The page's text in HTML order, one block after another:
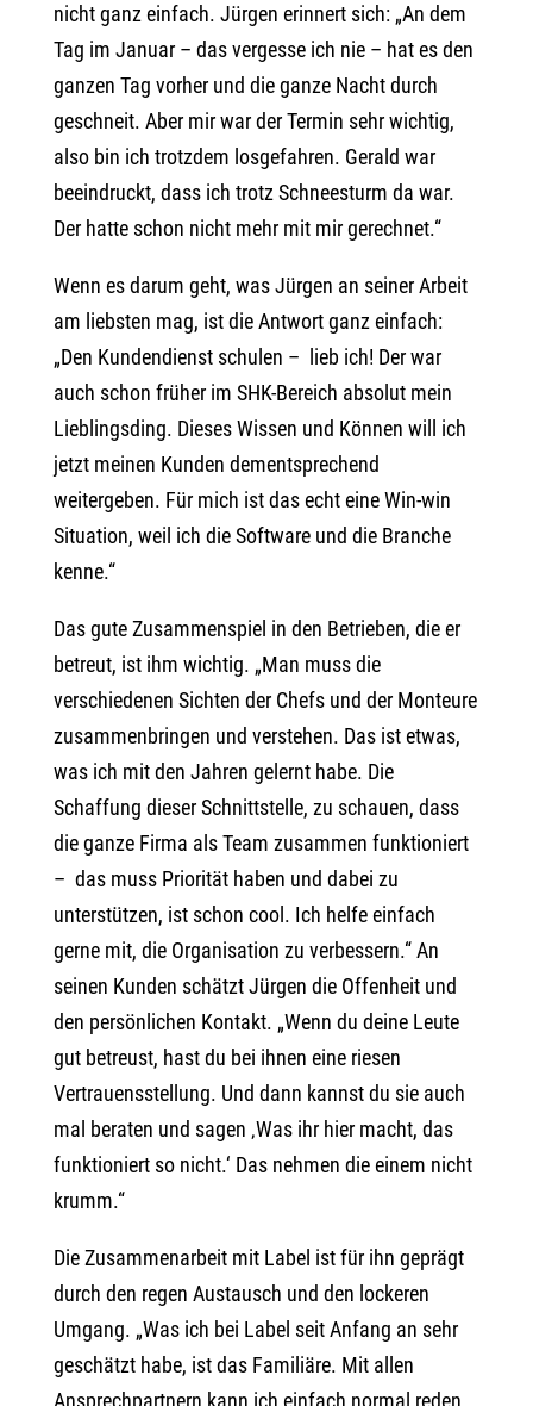
nicht ganz einfach. Jürgen erinnert sich: „An dem
Tag im Januar – das vergesse ich nie – hat es den
ganzen Tag vorher und die ganze Nacht durch
geschneit. Aber mir war der Termin sehr wichtig,
also bin ich trotzdem losgefahren. Gerald war
beeindruckt, dass ich trotz Schneesturm da war.
Der hatte schon nicht mehr mit mir gerechnet.“
Wenn es darum geht, was Jürgen an seiner Arbeit
am liebsten mag, ist die Antwort ganz einfach:
„Den Kundendienst schulen – lieb ich! Der war
auch schon früher im SHK-Bereich absolut mein
Lieblingsding. Dieses Wissen und Können will ich
jetzt meinen Kunden dementsprechend
weitergeben. Für mich ist das echt eine Win-win
Situation, weil ich die Software und die Branche
kenne.“
Das gute Zusammenspiel in den Betrieben, die er
betreut, ist ihm wichtig. „Man muss die
verschiedenen Sichten der Chefs und der Monteure
zusammenbringen und verstehen. Das ist etwas,
was ich mit den Jahren gelernt habe. Die
Schaffung dieser Schnittstelle, zu schauen, dass
die ganze Firma als Team zusammen funktioniert
– das muss Priorität haben und dabei zu
unterstützen, ist schon cool. Ich helfe einfach
gerne mit, die Organisation zu verbessern.“ An
seinen Kunden schätzt Jürgen die Offenheit und
den persönlichen Kontakt. „Wenn du deine Leute
gut betreust, hast du bei ihnen eine riesen
Vertrauensstellung. Und dann kannst du sie auch
mal beraten und sagen ‚Was ihr hier macht, das
funktioniert so nicht.‘ Das nehmen die einem nicht
krumm.“
Die Zusammenarbeit mit Label ist für ihn geprägt
durch den regen Austausch und den lockeren
Umgang. „Was ich bei Label seit Anfang an sehr
geschätzt habe, ist das Familiäre. Mit allen
Ansprechpartnern kann ich einfach normal reden